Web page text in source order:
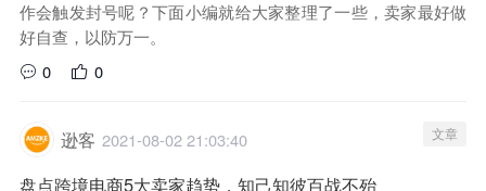
作会触发封号呢？下面小编就给大家整理了一些，卖家最好做
好自查，以防万一。
0
0
逊客 2021-08-02 21:03:40 文章
盘点跨境电商5大卖家趋势，知己知彼百战不殆